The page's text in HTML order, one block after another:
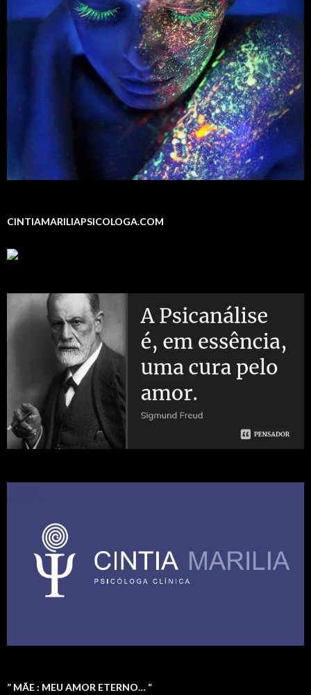
CINTIAMARILIAPSICOLOGA.COM
” MÃE : MEU AMOR ETERNO… “